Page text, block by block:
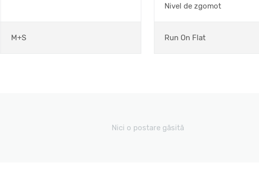
M+S
Nivel de zgomot
Run On Flat
Nici o postare găsită